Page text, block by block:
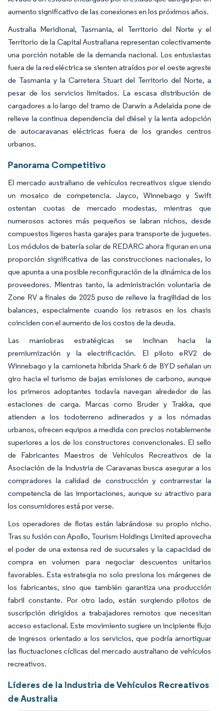
aumento significativo de las conexiones en los próximos años.
Australia Meridional, Tasmania, el Territorio del Norte y el
Territorio de la Capital Australiana representan colectivamente
una porción notable de la demanda nacional. Los entusiastas
fuera de la red eléctrica se sienten atraídos por el oeste agreste
de Tasmania y la Carretera Stuart del Territorio del Norte, a
pesar de los servicios limitados. La escasa distribución de
cargadores a lo largo del tramo de Darwin a Adelaida pone de
relieve la continua dependencia del diésel y la lenta adopción
de autocaravanas eléctricas fuera de los grandes centros
urbanos.
Panorama Competitivo
El mercado australiano de vehículos recreativos sigue siendo
un mosaico de competencia. Jayco, Winnebago y Swift
ostentan cuotas de mercado modestas, mientras que
numerosos actores más pequeños se labran nichos, desde
compuestos ligeros hasta garajes para transporte de juguetes.
Los módulos de batería solar de REDARC ahora figuran en una
proporción significativa de las construcciones nacionales, lo
que apunta a una posible reconfiguración de la dinámica de los
proveedores. Mientras tanto, la administración voluntaria de
Zone RV a finales de 2025 puso de relieve la fragilidad de los
balances, especialmente cuando los retrasos en los chasis
coinciden con el aumento de los costos de la deuda.
Las maniobras estratégicas se inclinan hacia la
premiumización y la electrificación. El piloto eRV2 de
Winnebago y la camioneta híbrida Shark 6 de BYD señalan un
giro hacia el turismo de bajas emisiones de carbono, aunque
los primeros adoptantes todavía navegan alrededor de las
estaciones de carga. Marcas como Bruder y Trakka, que
atienden a los todoterreno adinerados y a los nómadas
urbanos, ofrecen equipos a medida con precios notablemente
superiores a los de los constructores convencionales. El sello
de Fabricantes Maestros de Vehículos Recreativos de la
Asociación de la Industria de Caravanas busca asegurar a los
compradores la calidad de construcción y contrarrestar la
competencia de las importaciones, aunque su atractivo para
los consumidores está por verse.
Los operadores de flotas están labrándose su propio nicho.
Tras su fusión con Apollo, Tourism Holdings Limited aprovecha
el poder de una extensa red de sucursales y la capacidad de
compra en volumen para negociar descuentos unitarios
favorables. Esta estrategia no solo presiona los márgenes de
los fabricantes, sino que también garantiza una producción
fabril constante. Por otro lado, están surgiendo pilotos de
suscripción dirigidos a trabajadores remotos que necesitan
acceso estacional. Este movimiento sugiere un incipiente flujo
de ingresos orientado a los servicios, que podría amortiguar
las fluctuaciones cíclicas del mercado australiano de vehículos
recreativos.
Líderes de la Industria de Vehículos Recreativos
de Australia